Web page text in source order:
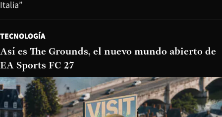
Italia”
TECNOLOGÍA
Así es The Grounds, el nuevo mundo abierto de
EA Sports FC 27